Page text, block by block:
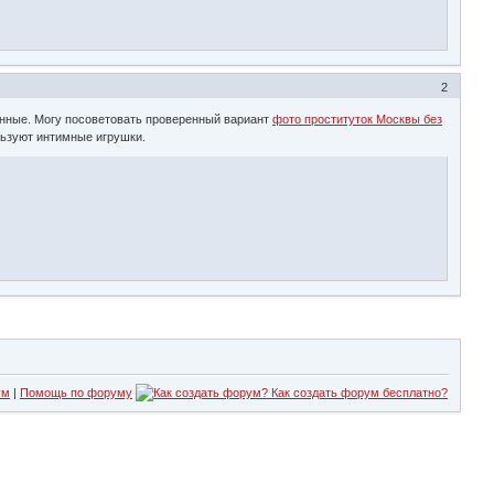
2
Могу посоветовать проверенный вариантфото проституток Москвы без
интимные игрушки.
Помощь по форуму